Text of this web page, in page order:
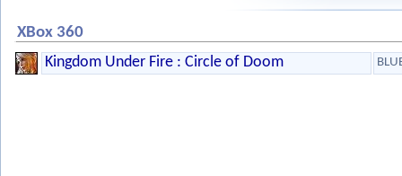
XBox 360
Kingdom Under Fire : Circle of Doom